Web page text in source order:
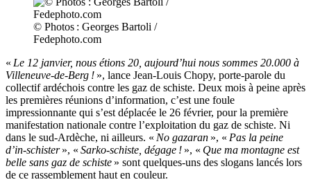
© Photos : Georges Bartoli /
Fedephoto.com
« Le 12 janvier, nous étions 20, aujourd’hui nous sommes 20.000 à
Villeneuve-de-Berg ! », lance Jean-Louis Chopy, porte-parole du
collectif ardéchois contre les gaz de schiste. Deux mois à peine après
les premières réunions d’information, c’est une foule
impressionnante qui s’est déplacée le 26 février, pour la première
manifestation nationale contre l’exploitation du gaz de schiste. Ni
dans le sud-Ardèche, ni ailleurs. « No gazaran », « Pas la peine
d’in-schister», « Sarko-schiste, dégage ! », « Que ma montagne est
belle sans gaz de schiste » sont quelques-uns des slogans lancés lors
de ce rassemblement haut en couleur.